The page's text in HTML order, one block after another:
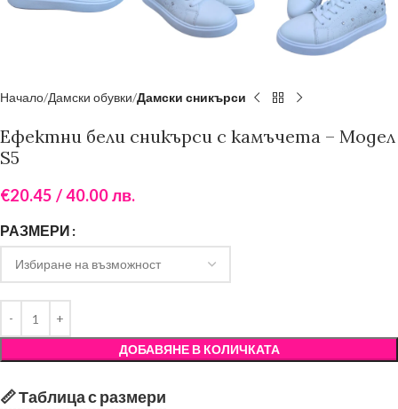
Начало Дамски обувки Дамски сникърси
Ефектни бели сникърси с камъчета – Модел
S5
€20.45 / 40.00 лв.
РАЗМЕРИ
ДОБАВЯНЕ В КОЛИЧКАТА
📏 Таблица с размери